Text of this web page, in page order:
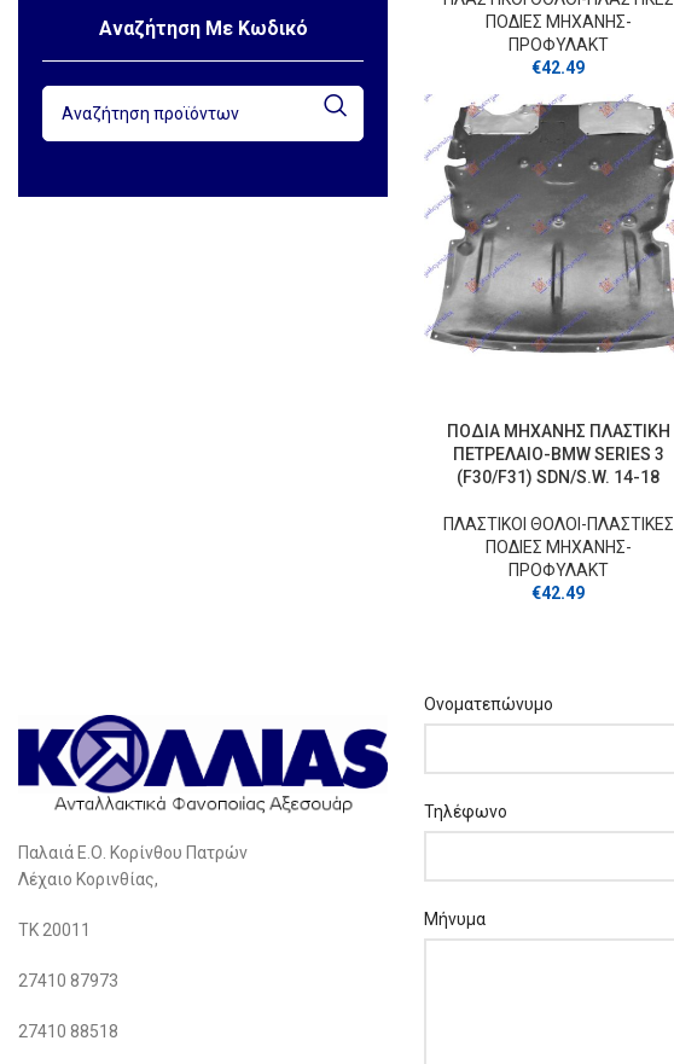
Αναζήτηση Με Κωδικό
ΠΟΔΙΕΣ ΜΗΧΑΝΗΣ-
ΠΡΟΦΥΛΑΚΤ
€42.49
ΠΟΔΙΑ ΜΗΧΑΝΗΣ ΠΛΑΣΤΙΚΗ
ΠΕΤΡΕΛΑΙΟ-BMW SERIES 3
(F30/F31) SDN/S.W. 14-18
ΠΛΑΣΤΙΚΟΙ ΘΟΛΟΙ-ΠΛΑΣΤΙΚΕΣ
ΠΟΔΙΕΣ ΜΗΧΑΝΗΣ-
ΠΡΟΦΥΛΑΚΤ
€42.49
Παλαιά Ε.Ο. Κορίνθου Πατρών
Λέχαιο Κορινθίας,
ΤΚ 20011
27410 87973
27410 88518
Ονοματεπώνυμο
Τηλέφωνο
Μήνυμα